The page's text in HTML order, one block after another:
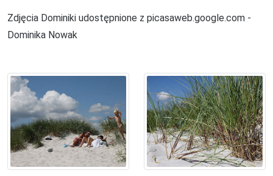
Zdjęcia Dominiki udostępnione z picasaweb.google.com -
Dominika Nowak